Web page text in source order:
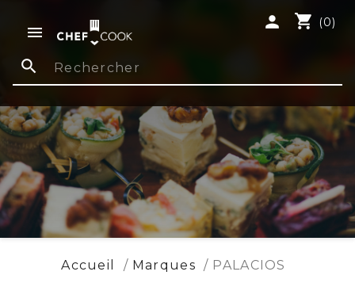

shopping_cart (0)
person
search
Accueil Marques PALACIOS